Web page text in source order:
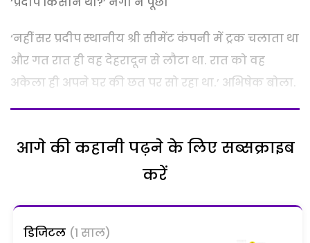
‘नहीं सर प्रदीप स्थानीय श्री सीमेंट कंपनी में ट्रक चलाता था
और गत रात ही वह देहरादून से लौटा था. रात को वह
अकेला ही अपने घर की छत पर सो रहा था.’ अभिषेक बोला.
आगे की कहानी पढ़ने के लिए सब्सक्राइब
करें
डिजिटल (1 साल)